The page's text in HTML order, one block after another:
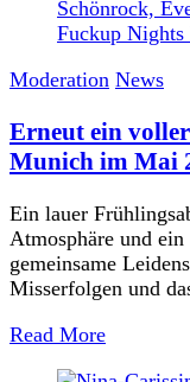
Moderation News
Erneut ein
Munich im Mai
Ein lauer
Atmosphäre und
gemeinsame
Misserfolgen und
Read More